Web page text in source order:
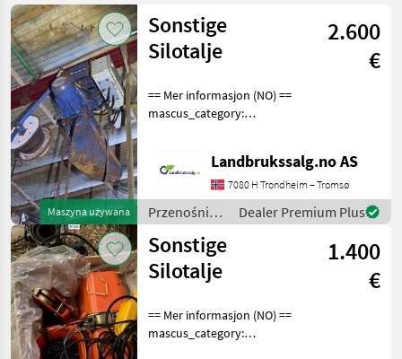
Kategoria 3 Kraj
AKTUALNA
ŚCIEŻKA
technika
rolnicza
Przenosniki
Urzadzenia
Rozdzielajace
WYBIERZ
KATEGORIĘ
Urządzenia rozdzielające
2
MARKETPLACE
Zresetuj
Pokaż 2
wyników
Maszyna używana
Sonstige
Silotalje
2.600
€
== Mer informasjon (NO) ==
mascus_category:
number upon request: 7257
en.landbrukssalg.no/7257
for more images
Landbrukssalg.no AS
7080 H Trondheim – Tromsø
Przenośniki
/ Sonstige
Dealer Premium Plus
Sonstige
Silotalje
1.400
€
== Mer informasjon (NO) ==
mascus_category: